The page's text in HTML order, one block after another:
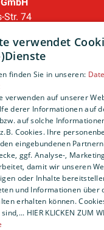
Str. 74
· Impressum
verwendet
finden Sie in unseren:
verwenden auf unserer
derer Informationen auf
auf solche
Cookies. Ihre
eingebundenen
ggf. Analyse-,
damit wir unseren
oder Inhalte
und Informationen über
erhalten können.
HIER KLICKEN ZUM